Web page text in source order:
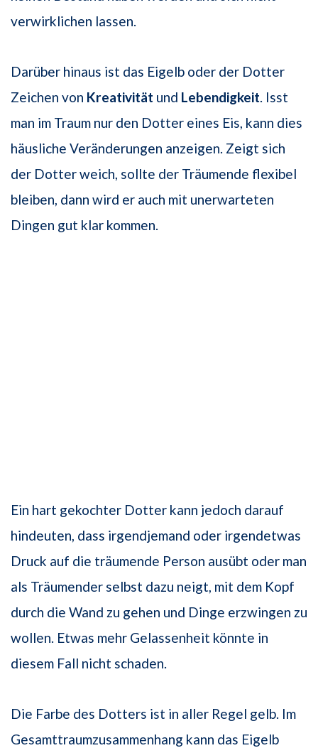
verwirklichen lassen.
Darüber hinaus ist das Eigelb oder der Dotter
Zeichen von Kreativität und Lebendigkeit. Isst
man im Traum nur den Dotter eines Eis, kann dies
häusliche Veränderungen anzeigen. Zeigt sich
der Dotter weich, sollte der Träumende flexibel
bleiben, dann wird er auch mit unerwarteten
Dingen gut klar kommen.
Ein hart gekochter Dotter kann jedoch darauf
hindeuten, dass irgendjemand oder irgendetwas
Druck auf die träumende Person ausübt oder man
als Träumender selbst dazu neigt, mit dem Kopf
durch die Wand zu gehen und Dinge erzwingen zu
wollen. Etwas mehr Gelassenheit könnte in
diesem Fall nicht schaden.
Die Farbe des Dotters ist in aller Regel gelb. Im
Gesamttraumzusammenhang kann das Eigelb